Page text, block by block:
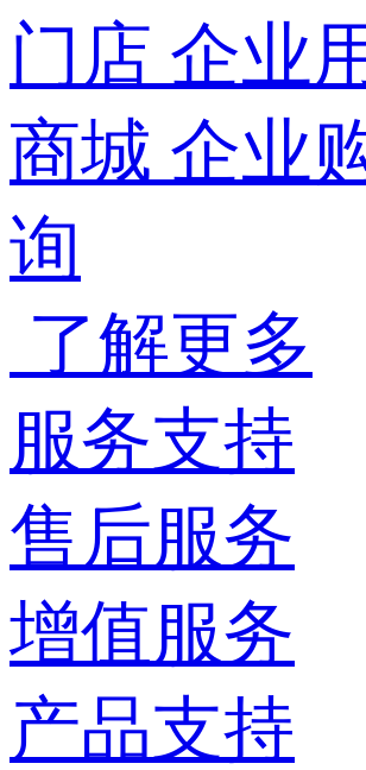
门店 企业
商城 企业
询
了解更多
服务支持
售后服务
增值服务
产品支持